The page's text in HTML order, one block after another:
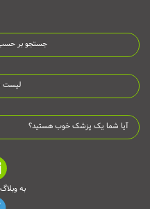
جستجو بر
آیا شما یک پزشک خوب هستید؟
به